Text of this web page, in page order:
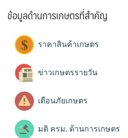
ข้อมูลด้านการเกษตรที่สำคัญ
ราคาสินค้าเกษตร
ข่าวเกษตรรายวัน
เตือนภัยเกษตร
มติ ครม. ด้านการเกษตร